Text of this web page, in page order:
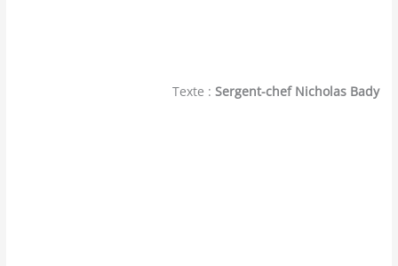
Texte : Sergent-chef Nicholas Bady